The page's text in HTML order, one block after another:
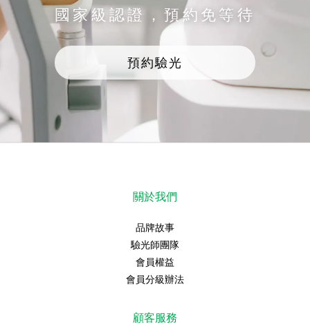
國家級認證，預約免等待
預約驗光
關於我們
品牌故事
驗光師團隊
會員權益
會員分級辦法
顧客服務